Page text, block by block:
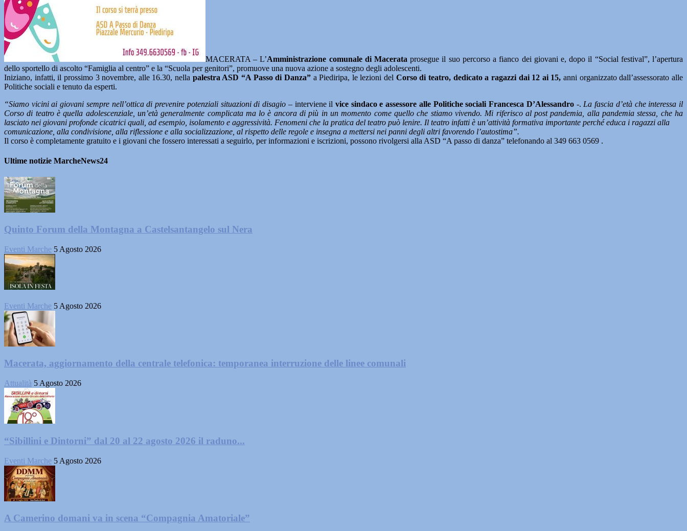
MACERATA – L’Amministrazione comunale di Macerata prosegue il suo percorso a fianco dei giovani e, dopo il “Social festival”, l’apertura
dello sportello di ascolto “Famiglia al centro” e la “Scuola per genitori”, promuove una nuova azione a sostegno degli adolescenti.
Iniziano, infatti, il prossimo 3 novembre, alle 16.30, nella palestra ASD “A Passo di Danza”a Piediripa, le lezioni del Corso di teatro, dedicato a ragazzi dai 12 ai 15, anni organizzato dall’assessorato alle
Politiche sociali e tenuto da esperti.
“Siamo vicini ai giovani sempre nell’ottica di prevenire potenziali situazioni di disagio – interviene ilvice sindaco e assessore alle Politiche sociali Francesca D’Alessandro-. La fascia d’età che interessa il
Corso di teatro è quella adolescenziale, un’età generalmente complicata ma lo è ancora di più in un momento come quello che stiamo vivendo. Mi riferisco al post pandemia, alla pandemia stessa, che ha
lasciato nei giovani profonde cicatrici quali, ad esempio, isolamento e aggressività. Fenomeni che la pratica del teatro può lenire. Il teatro infatti è un’attività formativa importante perché educa i ragazzi alla
comunicazione, alla condivisione, alla riflessione e alla socializzazione, al rispetto delle regole e insegna a mettersi nei panni degli altri favorendo l’autostima”.
Il corso è completamente gratuito e i giovani che fossero interessati a seguirlo, per informazioni e iscrizioni, possono rivolgersi alla ASD “A passo di danza” telefonando al 349 663 0569 .
Ultime notizie MarcheNews24
Quinto Forum della Montagna a Castelsantangelo sul Nera
Eventi Marche 5 Agosto 2026
Eventi Marche 5 Agosto 2026
Macerata, aggiornamento della centrale telefonica: temporanea interruzione delle linee comunali
Attualità 5 Agosto 2026
“Sibillini e Dintorni” dal 20 al 22 agosto 2026 il raduno...
Eventi Marche 5 Agosto 2026
A Camerino domani va in scena “Compagnia Amatoriale”